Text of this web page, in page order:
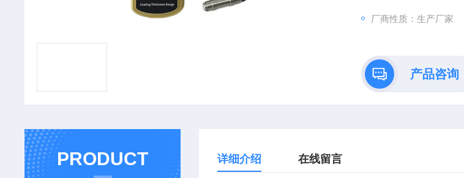
厂商性质：生产厂家
产品咨询
PRODUCT 详细介绍 在线留言